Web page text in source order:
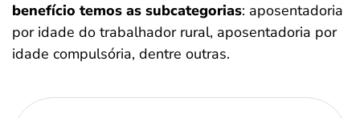
benefício temos as subcategorias: aposentadoria
por idade do trabalhador rural, aposentadoria por
idade compulsória, dentre outras.